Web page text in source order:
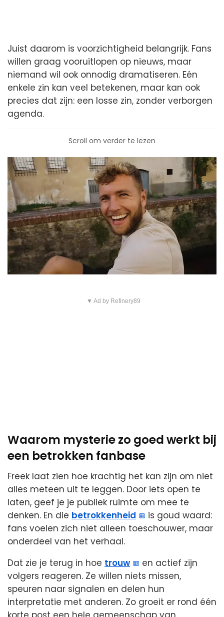
Juist daarom is voorzichtigheid belangrijk. Fans
willen graag vooruitlopen op nieuws, maar
niemand wil ook onnodig dramatiseren. Eén
enkele zin kan veel betekenen, maar kan ook
precies dat zijn: een losse zin, zonder verborgen
agenda.
Scroll om verder te lezen
▼ Ad by Refinery89
Waarom mysterie zo goed werkt bij
een betrokken fanbase
Freek laat zien hoe krachtig het kan zijn om niet
alles meteen uit te leggen. Door iets open te
laten, geef je je publiek ruimte om mee te
denken. En die betrokkenheid
is goud waard:
fans voelen zich niet alleen toeschouwer, maar
onderdeel van het verhaal.
Dat zie je terug in hoe trouw
en actief zijn
volgers reageren. Ze willen niets missen,
speuren naar signalen en delen hun
interpretatie met anderen. Zo groeit er rond één